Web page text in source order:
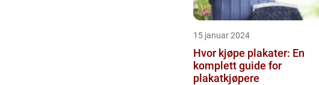
15 januar 2024
Hvor kjøpe plakater: En
komplett guide for
plakatkjøpere